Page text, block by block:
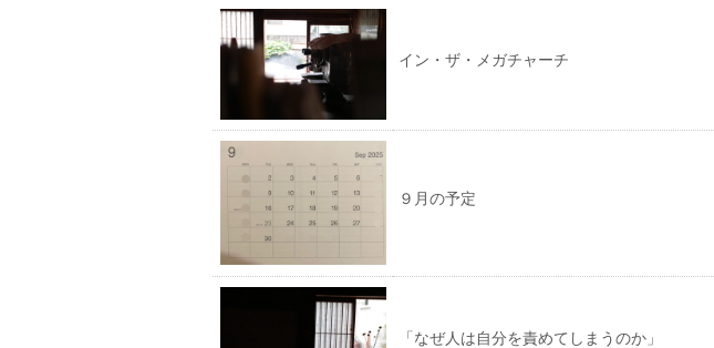
イン・ザ・メガチャーチ
９月の予定
「なぜ人は自分を責めてしまうのか」